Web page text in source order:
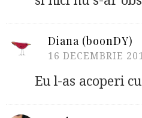
Diana (boonDY)
16 DECEMBRIE
Eu l-as acoperi